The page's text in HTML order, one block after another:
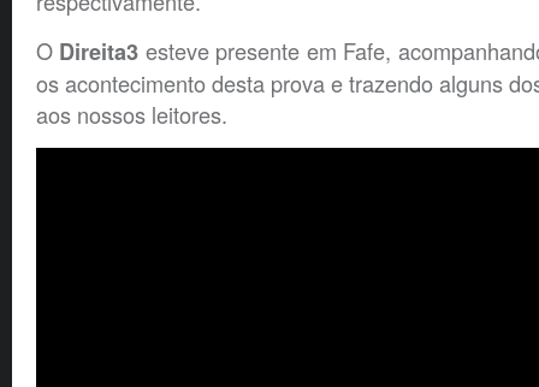
O Direita3 esteve presente em Fafe,
os acontecimento desta prova e trazendo alguns
aos nossos leitores.